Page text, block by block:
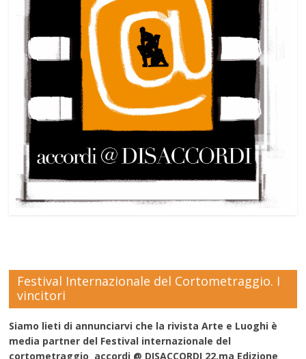
Festival Internazionale del Cortometraggio. I
vincitori
Siamo lieti di annunciarvi che la rivista Arte e Luoghi è
media partner del Festival internazionale del
cortometraggio accordi @ DISACCORDI 22.ma Edizione